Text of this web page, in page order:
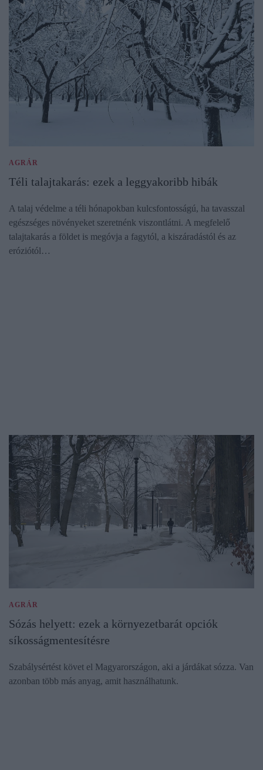
AGRÁR
Téli talajtakarás: ezek a leggyakoribb hibák
A talaj védelme a téli hónapokban kulcsfontosságú, ha tavasszal
egészséges növényeket szeretnénk viszontlátni. A megfelelő
talajtakarás a földet is megóvja a fagytól, a kiszáradástól és az
eróziótól…
AGRÁR
Sózás helyett: ezek a környezetbarát opciók
síkosságmentesítésre
Szabálysértést követ el Magyarországon, aki a járdákat sózza. Van
azonban több más anyag, amit használhatunk.